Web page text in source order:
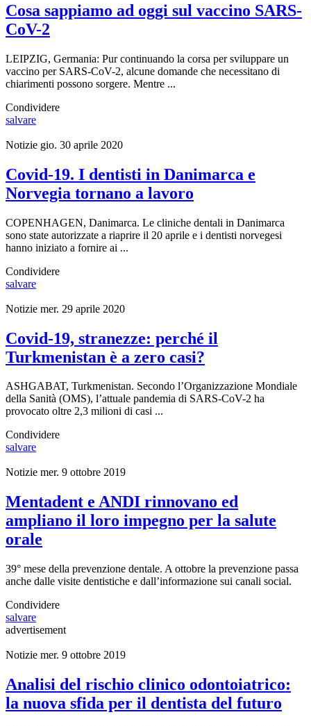
Cosa sappiamo ad oggi sul vaccino SARS-
CoV-2
LEIPZIG, Germania: Pur continuando la corsa per sviluppare un
vaccino per SARS-CoV-2, alcune domande che necessitano di
chiarimenti possono sorgere. Mentre ...
Condividere
salvare
Notizie gio. 30 aprile 2020
Covid-19. I dentisti in Danimarca e
Norvegia tornano a lavoro
COPENHAGEN, Danimarca. Le cliniche dentali in Danimarca
sono state autorizzate a riaprire il 20 aprile e i dentisti norvegesi
hanno iniziato a fornire ai ...
Condividere
salvare
Notizie mer. 29 aprile 2020
Covid-19, stranezze: perché il
Turkmenistan è a zero casi?
ASHGABAT, Turkmenistan. Secondo l’Organizzazione Mondiale
della Sanità (OMS), l’attuale pandemia di SARS-CoV-2 ha
provocato oltre 2,3 milioni di casi ...
Condividere
salvare
Notizie mer. 9 ottobre 2019
Mentadent e ANDI rinnovano ed
ampliano il loro impegno per la salute
orale
39° mese della prevenzione dentale. A ottobre la prevenzione passa
anche dalle visite dentistiche e dall’informazione sui canali social.
Condividere
salvare
advertisement
Notizie mer. 9 ottobre 2019
Analisi del rischio clinico odontoiatrico:
la nuova sfida per il dentista del futuro